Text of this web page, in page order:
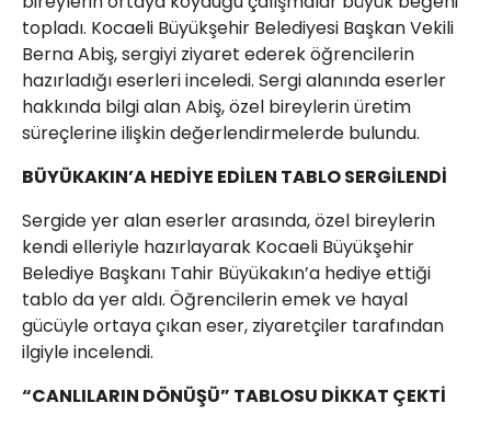
topladı. Kocaeli Büyükşehir Belediyesi Başkan Vekili
Berna Abiş, sergiyi ziyaret ederek öğrencilerin
hazırladığı eserleri inceledi. Sergi alanında eserler
hakkında bilgi alan Abiş, özel bireylerin üretim
süreçlerine ilişkin değerlendirmelerde bulundu.
BÜYÜKAKIN’A HEDİYE EDİLEN TABLO SERGİLENDİ
Sergide yer alan eserler arasında, özel bireylerin
kendi elleriyle hazırlayarak Kocaeli Büyükşehir
Belediye Başkanı Tahir Büyükakın’a hediye ettiği
tablo da yer aldı. Öğrencilerin emek ve hayal
gücüyle ortaya çıkan eser, ziyaretçiler tarafından
ilgiyle incelendi.
“CANLILARIN DÖNÜŞÜ” TABLOSU DİKKAT ÇEKTİ